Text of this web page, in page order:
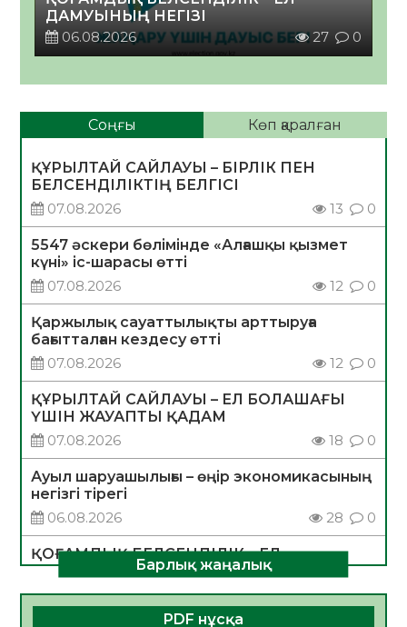
ДАМУЫНЫҢ НЕГІЗІ
06.08.2026
27 0
Соңғы Көп қаралған
ҚҰРЫЛТАЙ САЙЛАУЫ – БІРЛІК ПЕН
БЕЛСЕНДІЛІКТІҢ БЕЛГІСІ
07.08.2026
13 0
5547 әскери бөлімінде «Алғашқы қызмет
күні» іс-шарасы өтті
07.08.2026
12 0
Қаржылық сауаттылықты арттыруға
бағытталған кездесу өтті
07.08.2026
12 0
ҚҰРЫЛТАЙ САЙЛАУЫ – ЕЛ БОЛАШАҒЫ
ҮШІН ЖАУАПТЫ ҚАДАМ
07.08.2026
18 0
Ауыл шаруашылығы – өңір экономикасының
негізгі тірегі
06.08.2026
28 0
ҚОҒАМДЫҚ БЕЛСЕНДІЛІК – ЕЛ
ДАМУЫНЫҢ НЕГІЗІ
06.08.2026
27 0
Барлық жаңалық
PDF нұсқа